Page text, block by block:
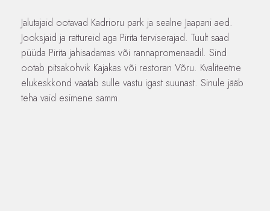
Jalutajaid ootavad Kadrioru park ja sealne Jaapani aed.
Jooksjaid ja rattureid aga Pirita terviserajad. Tuult saad
püüda Pirita jahisadamas või rannapromenaadil. Sind
ootab pitsakohvik Kajakas või restoran Võru. Kvaliteetne
elukeskkond vaatab sulle vastu igast suunast. Sinule jääb
teha vaid esimene samm.